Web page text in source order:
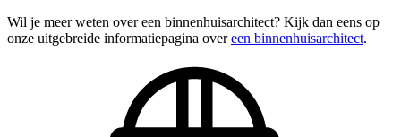
Wil je meer weten over een binnenhuisarchitect? Kijk dan eens op
onze uitgebreide informatiepagina overeen binnenhuisarchitect.